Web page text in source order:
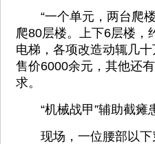
“一个单元，两台爬楼
爬80层楼。上下6层楼，
电梯，各项改造动辄几
售价6000余元，其他还
求。
“机械战甲”辅助截瘫
现场，一位腰部以下